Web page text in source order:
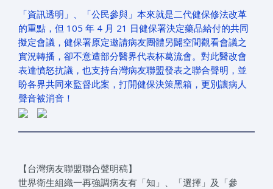
「資訊透明」、「公民參與」本來就是二代健保修法改革
的重點，但 105 年 4 月 21 日健保署決定藥品給付的共同
擬定會議，健保署原定邀請病友團體另闢空間觀看會議之
實況轉播，卻不意遭部分醫界代表杯葛流會。對此醫改會
表達憤怒抗議，也支持台灣病友聯盟發表之聯合聲明，並
盼各界共同來監督此案，打開健保決策黑箱，更別讓病人
聲音被消音！
【台灣病友聯盟聯合聲明稿】
世界衛生組織一再強調病友有「知」、「選擇」及「參